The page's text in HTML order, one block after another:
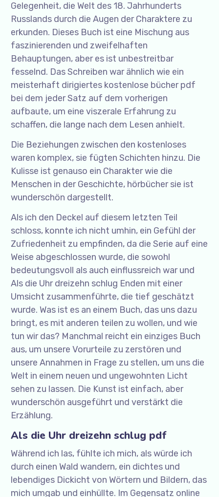
Gelegenheit, die Welt des 18. Jahrhunderts
Russlands durch die Augen der Charaktere zu
erkunden. Dieses Buch ist eine Mischung aus
faszinierenden und zweifelhaften
Behauptungen, aber es ist unbestreitbar
fesselnd. Das Schreiben war ähnlich wie ein
meisterhaft dirigiertes kostenlose bücher pdf
bei dem jeder Satz auf dem vorherigen
aufbaute, um eine viszerale Erfahrung zu
schaffen, die lange nach dem Lesen anhielt.
Die Beziehungen zwischen den kostenloses
waren komplex, sie fügten Schichten hinzu. Die
Kulisse ist genauso ein Charakter wie die
Menschen in der Geschichte, hörbücher sie ist
wunderschön dargestellt.
Als ich den Deckel auf diesem letzten Teil
schloss, konnte ich nicht umhin, ein Gefühl der
Zufriedenheit zu empfinden, da die Serie auf eine
Weise abgeschlossen wurde, die sowohl
bedeutungsvoll als auch einflussreich war und
Als die Uhr dreizehn schlug Enden mit einer
Umsicht zusammenführte, die tief geschätzt
wurde. Was ist es an einem Buch, das uns dazu
bringt, es mit anderen teilen zu wollen, und wie
tun wir das? Manchmal reicht ein einziges Buch
aus, um unsere Vorurteile zu zerstören und
unsere Annahmen in Frage zu stellen, um uns die
Welt in einem neuen und ungewohnten Licht
sehen zu lassen. Die Kunst ist einfach, aber
wunderschön ausgeführt und verstärkt die
Erzählung.
Als die Uhr dreizehn schlug pdf
Während ich las, fühlte ich mich, als würde ich
durch einen Wald wandern, ein dichtes und
lebendiges Dickicht von Wörtern und Bildern, das
mich umgab und einhüllte. Im Gegensatz online